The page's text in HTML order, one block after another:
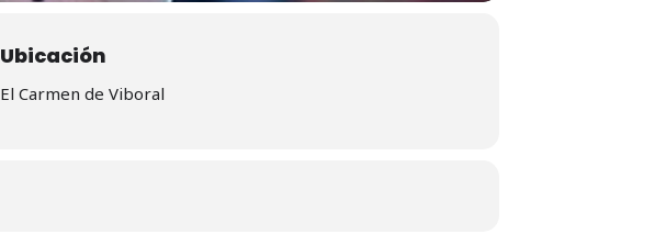
Ubicación
El Carmen de Viboral